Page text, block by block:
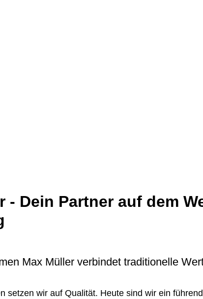
- Dein Partner auf dem
Max Müller verbindet traditionelle
setzen wir auf Qualität. Heute sind wir ein